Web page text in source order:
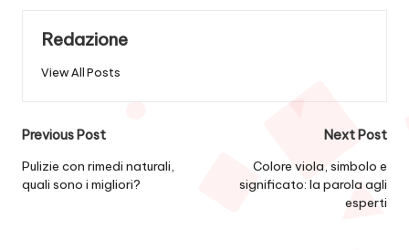
Redazione
View All Posts
Post
navigation
Previous Post
Pulizie con rimedi naturali,
quali sono i migliori?
Next Post
Colore viola, simbolo e
significato: la parola agli
esperti